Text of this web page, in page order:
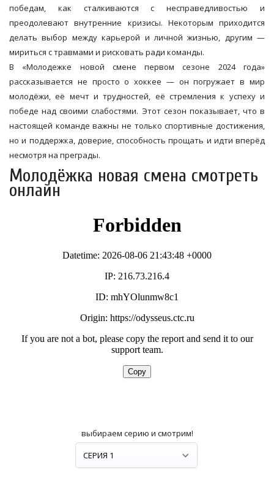
победам, как сталкиваются с несправедливостью и
преодолевают внутренние кризисы. Некоторым приходится
делать выбор между карьерой и личной жизнью, другим —
мириться с травмами и рисковать ради команды.
В «Молодежке новой смене первом сезоне 2024 года»
рассказывается не просто о хоккее — он погружает в мир
молодёжи, её мечт и трудностей, её стремления к успеху и
победе над своими слабостями. Этот сезон показывает, что в
настоящей команде важны не только спортивные достижения,
но и поддержка, доверие, способность прощать и идти вперёд
несмотря на преграды.
Молодёжка новая смена смотреть
онлайн
выбираем серию и смотрим!